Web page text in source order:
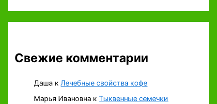
Свежие комментарии
Даша кЛечебные свойства кофе
Марья Ивановна кТыквенные семечки